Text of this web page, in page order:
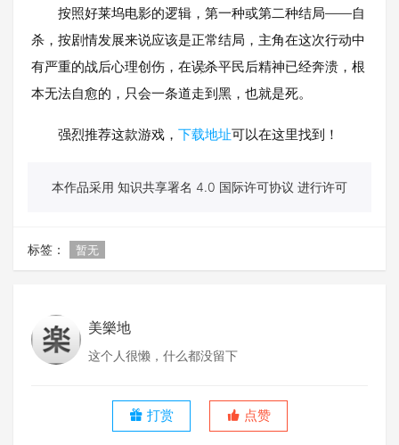
按照好莱坞电影的逻辑，第一种或第二种结局——自
杀，按剧情发展来说应该是正常结局，主角在这次行动中
有严重的战后心理创伤，在误҉杀平民后精神已经奔溃，根
本无法自愈的，只会一条道走到黑，也就是死。
强烈推荐这款游戏， 下载地址可以在这里找到！
本作品采用 知识共享署名 4.0 国际许可协议 进行许可
标签： 暂无
美樂地
这个人很懒，什么都没留下
打赏 点赞